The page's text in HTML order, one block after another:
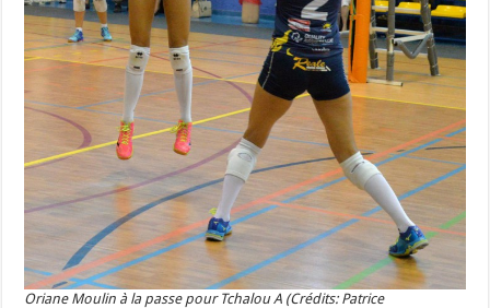
Oriane Moulin à la passe pour Tchalou A (Crédits: Patrice